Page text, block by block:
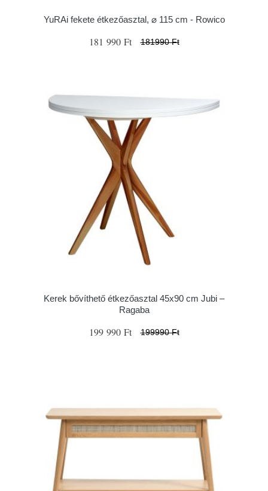
YuRAi fekete étkezőasztal, ⌀ 115 cm - Rowico
181 990 Ft 181990 Ft
Kerek bővíthető étkezőasztal 45x90 cm Jubi –
Ragaba
199 990 Ft 199990 Ft